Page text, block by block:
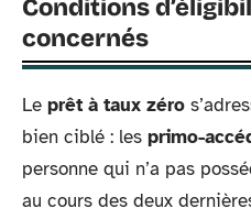
Conditions
concernés
Le prêt à taux zéro
bien ciblé : les primo-
personne qui n’a pas
au cours des deux